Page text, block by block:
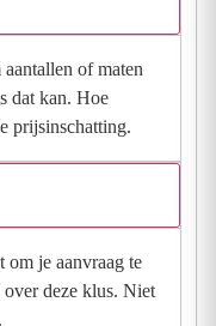
of maten
dat kan. Hoe
prijsinschatting.
om je aanvraag te
over deze klus. Niet